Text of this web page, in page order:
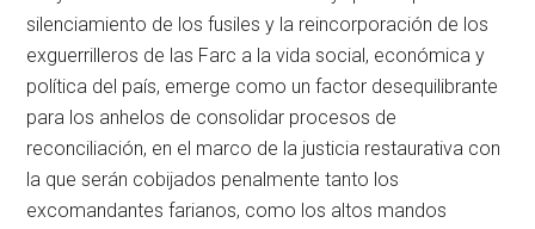
silenciamiento de los fusiles y la reincorporación de los
exguerrilleros de las Farc a la vida social, económica y
política del país, emerge como un factor desequilibrante
para los anhelos de consolidar procesos de
reconciliación, en el marco de la justicia restaurativa con
la que serán cobijados penalmente tanto los
excomandantes farianos, como los altos mandos